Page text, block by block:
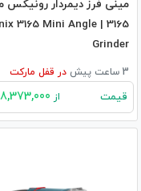
مینی فرز دیمردار رونیکس
| Ronix 3165 Mini Angle
Grinder
3 ساعت پیش در قفل مارکت
قیمت از